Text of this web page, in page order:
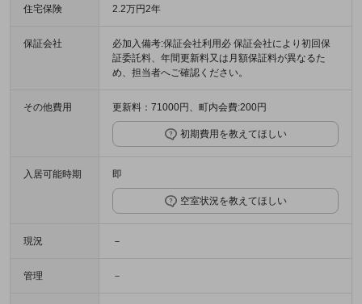
住宅保険 2.2万円2年
保証会社
必加入備考:保証会社利用必 保証会社により初回保
証委託料、年間更新料又は月額保証料が異なるた
め、担当者へご確認ください。
その他費用 更新料：71000円、町内会費:200円
初期費用を教えてほしい
入居可能時期 即
空室状況を教えてほしい
現況 －
管理 －